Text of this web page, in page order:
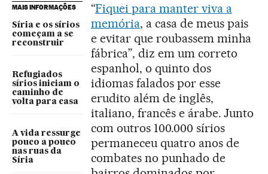
MAIS INFORMAÇÕES
Síria e os sírios
começam a se
reconstruir
Refugiados
sírios iniciam o
caminho de
volta para casa
A vida ressurge
pouco a pouco
nas ruas da
Síria
“Fiquei para manter viva a
memória, a casa de meus pais
e evitar que roubassem minha
fábrica”, diz em um correto
espanhol, o quinto dos
idiomas falados por esse
erudito além de inglês,
italiano, francês e árabe. Junto
com outros 100.000 sírios
permaneceu quatro anos de
combates no punhado de